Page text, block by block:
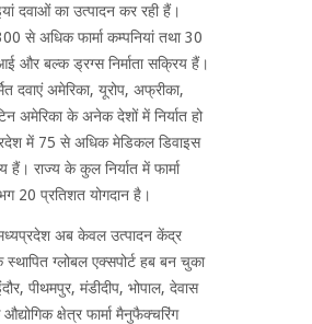
दवाओं का उत्पादन कर रही हैं।
से अधिक फार्मा कम्पनियां तथा 30
और बल्क ड्रग्स निर्माता सक्रिय हैं।
दवाएं अमेरिका, यूरोप, अफ्रीका,
अमेरिका के अनेक देशों में निर्यात हो
में 75 से अधिक मेडिकल डिवाइस
हैं। राज्य के कुल निर्यात में फार्मा
20 प्रतिशत योगदान है।
अब केवल उत्पादन केंद्र
स्थापित ग्लोबल एक्सपोर्ट हब बन चुका
पीथमपुर, मंडीदीप, भोपाल, देवास
क्षेत्र फार्मा मैनुफैक्चरिंग